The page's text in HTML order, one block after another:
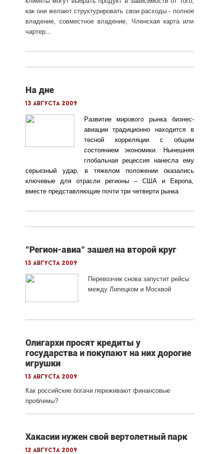
как они желают структурировать свои расходы - полное
владение, совместное владение, Членская карта или
чартер...
На дне
13 августа 2009
Развитие мирового рынка бизнес-
авиации традиционно находится в
тесной корреляции с общим
состоянием экономики. Нынешняя
глобальная рецессия нанесла ему
серьезный удар, в тяжелом положении оказались
ключевые для отрасли регионы – США и Европа,
вместе представляющие почти три четверти рынка
"Регион-авиа" зашел на второй круг
13 августа 2009
Перевозчик снова запустит рейсы
между Липецком и Москвой
Олигархи просят кредиты у
государства и покупают на них дорогие
игрушки
13 августа 2009
Как российские богачи переживают финансовые
проблемы?
Хакасии нужен свой вертолетный парк
12 августа 2009